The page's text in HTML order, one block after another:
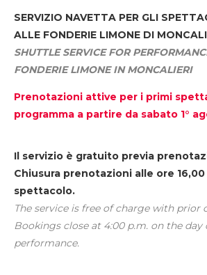
SERVIZIO NAVETTA PER GLI
ALLE FONDERIE LIMONE DI
SHUTTLE SERVICE FOR
FONDERIE LIMONE IN MONCALIERI
Prenotazioni attive per i primi
programma a partire da sabato 1°
Il servizio è gratuito previa
Chiusura prenotazioni alle ore
spettacolo.
The service is free of charge with prior
Bookings close at 4:00 p.m. on the day
performance.